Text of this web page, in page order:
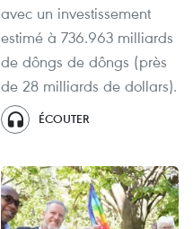
avec un investissement
estimé à 736.963 milliards
de dôngs de dôngs (près
de 28 milliards de dollars).
ÉCOUTER